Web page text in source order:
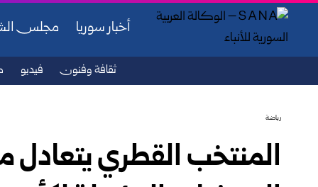
أخبار سوريا مجلس
ثقافة وفنون فيديو
رياضة
المنتخب القطري يتعادل